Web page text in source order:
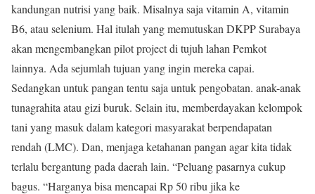
kandungan nutrisi yang baik. Misalnya saja vitamin A, vitamin
B6, atau selenium. Hal itulah yang memutuskan DKPP Surabaya
akan mengembangkan pilot project di tujuh lahan Pemkot
lainnya. Ada sejumlah tujuan yang ingin mereka capai.
Sedangkan untuk pangan tentu saja untuk pengobatan. anak-anak
tunagrahita atau gizi buruk. Selain itu, memberdayakan kelompok
tani yang masuk dalam kategori masyarakat berpendapatan
rendah (LMC). Dan, menjaga ketahanan pangan agar kita tidak
terlalu bergantung pada daerah lain. “Peluang pasarnya cukup
bagus. “Harganya bisa mencapai Rp 50 ribu jika ke